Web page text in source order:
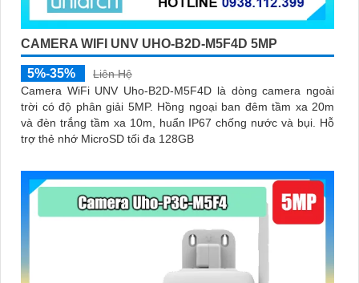
CAMERA WIFI UNV UHO-B2D-M5F4D 5MP
5%-35%
Liên Hệ
Camera WiFi UNV Uho-B2D-M5F4D là dòng camera ngoài
trời có độ phân giải 5MP. Hồng ngoại ban đêm tầm xa 20m
và đèn trắng tầm xa 10m, huẩn IP67 chống nước và bụi. Hỗ
trợ thẻ nhớ MicroSD tối đa 128GB